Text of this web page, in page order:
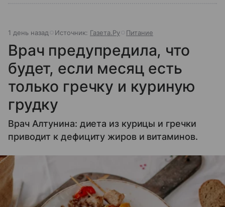
1 день назад Источник: Газета.Ру Питание
Врач предупредила, что
будет, если месяц есть
только гречку и куриную
грудку
Врач Алтунина: диета из курицы и гречки
приводит к дефициту жиров и витаминов.